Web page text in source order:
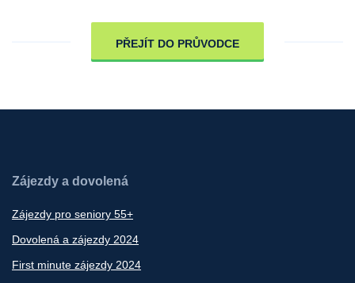
PŘEJÍT DO PRŮVODCE
Zájezdy a dovolená
Zájezdy pro seniory 55+
Dovolená a zájezdy 2024
First minute zájezdy 2024